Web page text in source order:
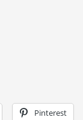
Pinterest